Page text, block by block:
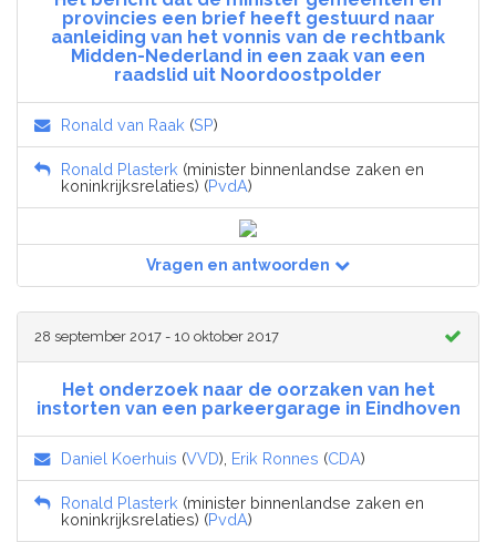
provincies een brief heeft gestuurd naar
aanleiding van het vonnis van de rechtbank
Midden-Nederland in een zaak van een
raadslid uit Noordoostpolder
Ronald van Raak (SP)
Ronald Plasterk (minister binnenlandse zaken en
koninkrijksrelaties) (PvdA)
Vragen en antwoorden
28 september 2017 - 10 oktober 2017
Het onderzoek naar de oorzaken van het
instorten van een parkeergarage in Eindhoven
Daniel Koerhuis (VVD), Erik Ronnes (CDA)
Ronald Plasterk (minister binnenlandse zaken en
koninkrijksrelaties) (PvdA)